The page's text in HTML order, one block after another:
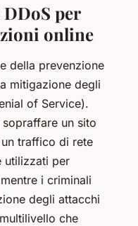
per
online
della prevenzione
mitigazione degli
of Service).
un sito
traffico di rete
utilizzati per
i criminali
degli attacchi
che